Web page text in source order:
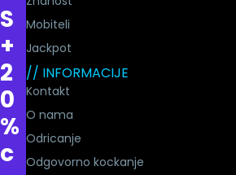
S
+
2
0
%
c
Mobiteli
Jackpot
// INFORMACIJE
Kontakt
O nama
Odricanje
Odgovorno kockanje